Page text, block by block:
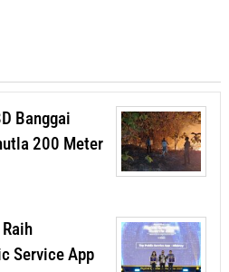
Banggai
200 Meter
Service App